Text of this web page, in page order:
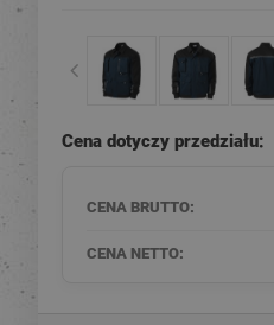
Cena dotyczy przedziału:
CENA BRUTTO:
CENA NETTO: